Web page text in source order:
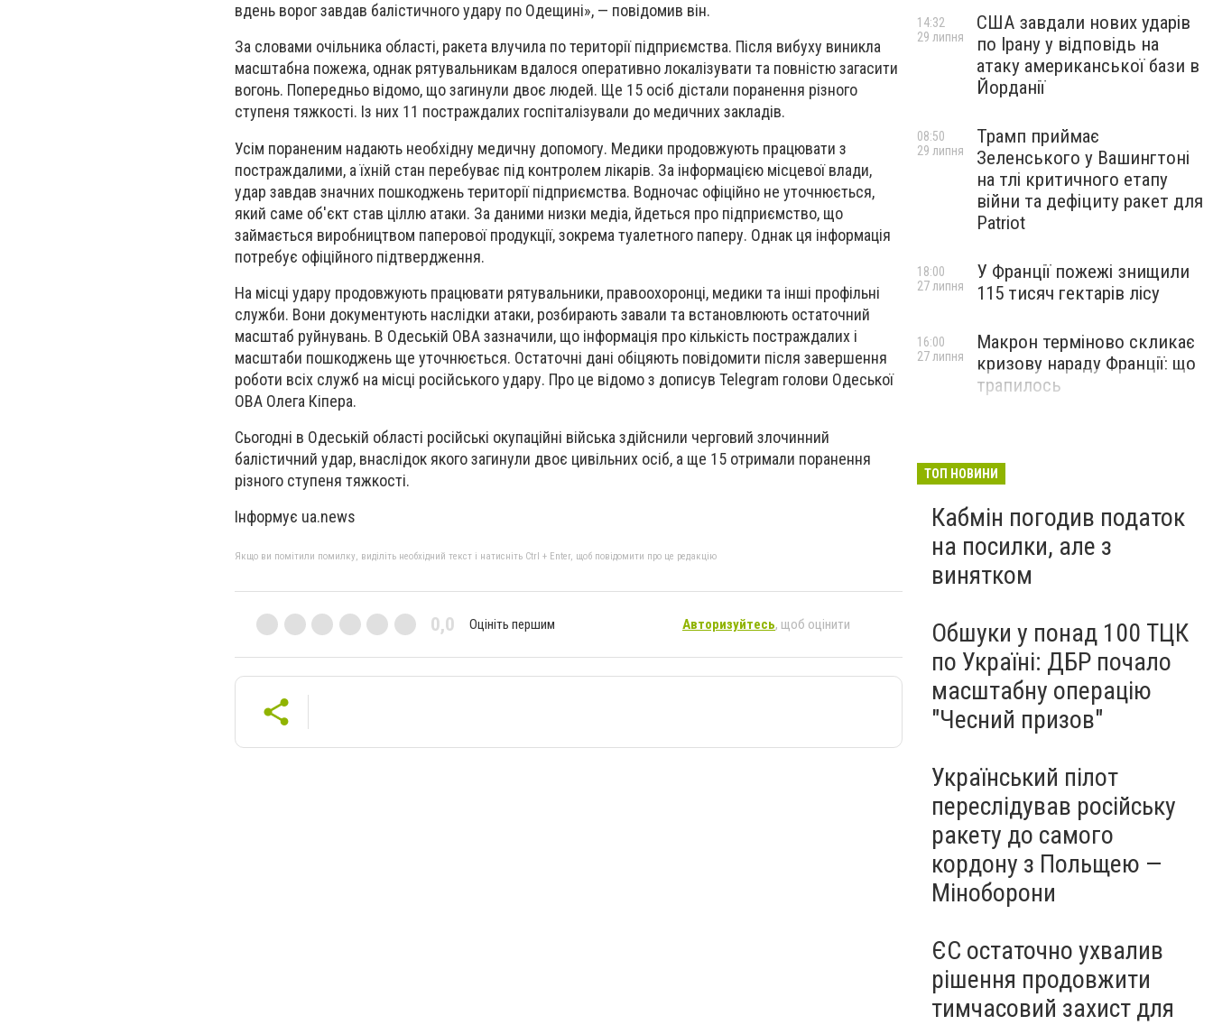
вдень ворог завдав балістичного удару по Одещині», — повідомив він.
За словами очільника області, ракета влучила по території підприємства. Після вибуху виникла
масштабна пожежа, однак рятувальникам вдалося оперативно локалізувати та повністю загасити
вогонь. Попередньо відомо, що загинули двоє людей. Ще 15 осіб дістали поранення різного
ступеня тяжкості. Із них 11 постраждалих госпіталізували до медичних закладів.
Усім пораненим надають необхідну медичну допомогу. Медики продовжують працювати з
постраждалими, а їхній стан перебуває під контролем лікарів. За інформацією місцевої влади,
удар завдав значних пошкоджень території підприємства. Водночас офіційно не уточнюється,
який саме об'єкт став ціллю атаки. За даними низки медіа, йдеться про підприємство, що
займається виробництвом паперової продукції, зокрема туалетного паперу. Однак ця інформація
потребує офіційного підтвердження.
На місці удару продовжують працювати рятувальники, правоохоронці, медики та інші профільні
служби. Вони документують наслідки атаки, розбирають завали та встановлюють остаточний
масштаб руйнувань. В Одеській ОВА зазначили, що інформація про кількість постраждалих і
масштаби пошкоджень ще уточнюється. Остаточні дані обіцяють повідомити після завершення
роботи всіх служб на місці російського удару. Про це відомо з дописув Telegram голови Одеської
ОВА Олега Кіпера.
Сьогодні в Одеській області російські окупаційні війська здійснили черговий злочинний
балістичний удар, внаслідок якого загинули двоє цивільних осіб, а ще 15 отримали поранення
різного ступеня тяжкості.
Інформує ua.news
Якщо ви помітили помилку, виділіть необхідний текст і натисніть Ctrl + Enter, щоб повідомити про це редакцію
0,0 Оцініть першим Авторизуйтесь, щоб оцінити
США завдали нових ударів
по Ірану у відповідь на
атаку американської бази в
Йорданії
14:32
29 липня
Трамп приймає
Зеленського у Вашингтоні
на тлі критичного етапу
війни та дефіциту ракет для
Patriot
08:50
29 липня
У Франції пожежі знищили
115 тисяч гектарів лісу
18:00
27 липня
Макрон терміново скликає
кризову нараду Франції: що
трапилось
16:00
27 липня
ТОП НОВИНИ
Кабмін погодив податок
на посилки, але з
винятком
Обшуки у понад 100 ТЦК
по Україні: ДБР почало
масштабну операцію
"Чесний призов"
Український пілот
переслідував російську
ракету до самого
кордону з Польщею —
Міноборони
ЄС остаточно ухвалив
рішення продовжити
тимчасовий захист для